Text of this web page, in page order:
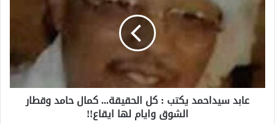
عابد سيداحمد يكتب : كل الحقيقة... كمال حامد وقطار
الشوق وايام لها ايقاع!!